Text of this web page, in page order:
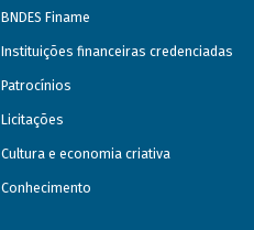
BNDES Finame
Instituições financeiras credenciadas
Patrocínios
Licitações
Cultura e economia criativa
Conhecimento